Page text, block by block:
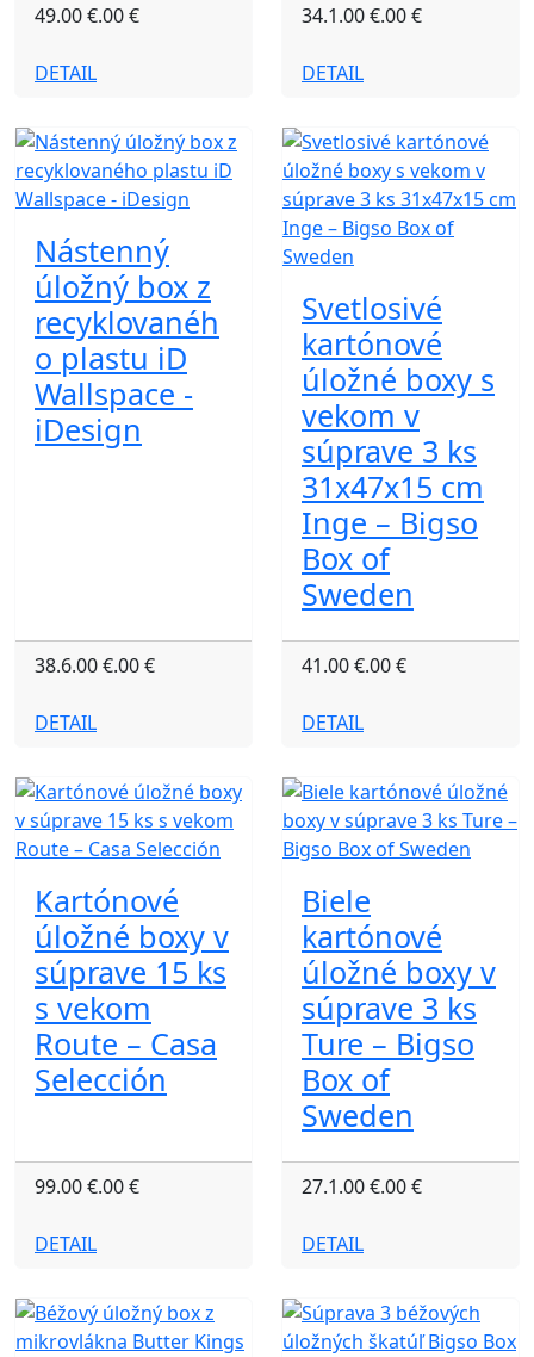
49.00 €.00 €
DETAIL
34.1.00 €.00 €
DETAIL
Nástenný
úložný box z
recyklovanéh
o plastu iD
Wallspace -
iDesign
38.6.00 €.00 €
DETAIL
Svetlosivé
kartónové
úložné boxy s
vekom v
súprave 3 ks
31x47x15 cm
Inge – Bigso
Box of
Sweden
41.00 €.00 €
DETAIL
Kartónové
úložné boxy v
súprave 15 ks
s vekom
Route – Casa
Selección
99.00 €.00 €
DETAIL
Biele
kartónové
úložné boxy v
súprave 3 ks
Ture – Bigso
Box of
Sweden
27.1.00 €.00 €
DETAIL